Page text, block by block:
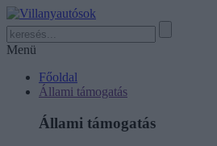
Menü
Főoldal
Állami támogatás
Állami támogatás